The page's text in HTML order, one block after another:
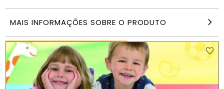
MAIS INFORMAÇÕES SOBRE O PRODUTO
ADICIONAR
PRODUTOS SEMELHANTES